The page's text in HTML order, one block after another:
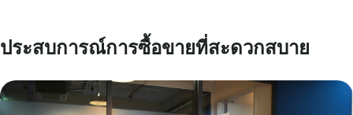
ประสบการณ์การซื้อขายที่สะดวกสบาย